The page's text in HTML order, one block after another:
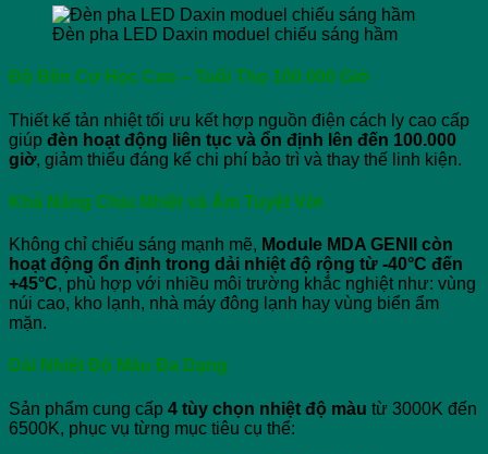
Đèn pha LED Daxin moduel chiếu sáng hầm
Độ Bền Cơ Học Cao – Tuổi Thọ 100.000 Giờ
Thiết kế tản nhiệt tối ưu kết hợp nguồn điện cách ly cao cấp
giúp đèn hoạt động liên tục và ổn định lên đến 100.000
giờ, giảm thiểu đáng kể chi phí bảo trì và thay thế linh kiện.
Khả Năng Chịu Nhiệt và Ẩm Tuyệt Vời
Không chỉ chiếu sáng mạnh mẽ, Module MDA GENII còn
hoạt động ổn định trong dải nhiệt độ rộng từ -40°C đến
+45°C, phù hợp với nhiều môi trường khắc nghiệt như: vùng
núi cao, kho lạnh, nhà máy đông lạnh hay vùng biển ẩm
mặn.
Dải Nhiệt Độ Màu Đa Dạng
Sản phẩm cung cấp 4 tùy chọn nhiệt độ màu từ 3000K đến
6500K, phục vụ từng mục tiêu cụ thể: